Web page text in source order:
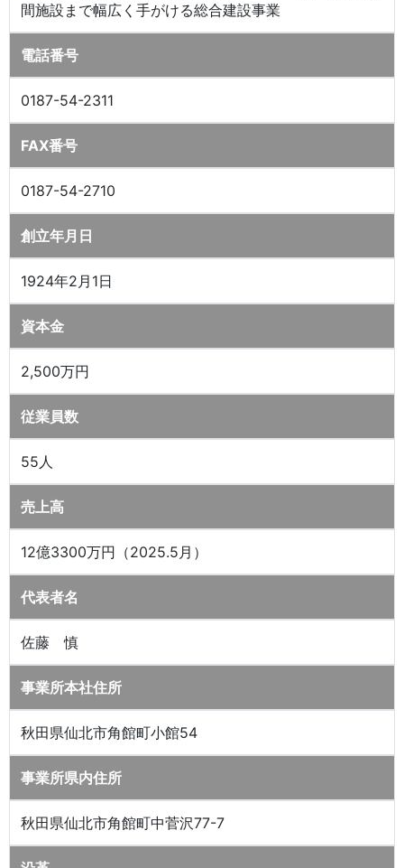
間施設まで幅広く手がける総合建設事業
電話番号
0187-54-2311
FAX番号
0187-54-2710
創立年月日
1924年2月1日
資本金
2,500万円
従業員数
55人
売上高
12億3300万円（2025.5月）
代表者名
佐藤 慎
事業所本社住所
秋田県仙北市角館町小館54
事業所県内住所
秋田県仙北市角館町中菅沢77-7